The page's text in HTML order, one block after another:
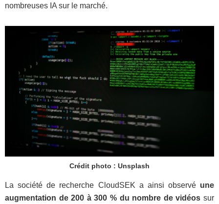
nombreuses IA sur le marché.
Crédit photo : Unsplash
La société de recherche CloudSEK a ainsi observé une
augmentation de 200 à 300 % du nombre de vidéos sur